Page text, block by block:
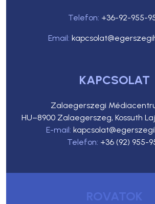
Telefon: +36-92-955-
Email:
KAPCSOLAT
Zalaegerszegi
HU–8900 Zalaegerszeg, Kossuth
E-mail:
Telefon: +36 (92) 955-
ROVATOK